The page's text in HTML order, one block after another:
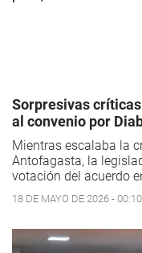
Sorpresivas
al convenio por
Mientras escalaba la
Antofagasta, la
votación del acuerdo
18 DE MAYO DE 2026 - 00:10